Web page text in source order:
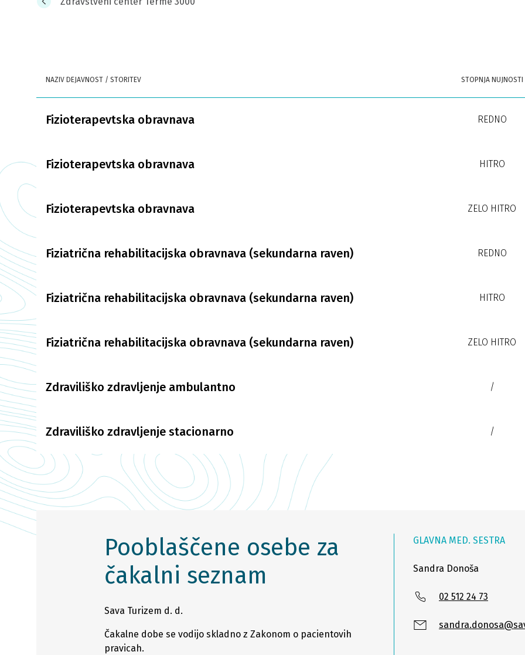
NAZIV DEJAVNOST / STORITEV STOPNJA NUJNOSTI
Fizioterapevtska obravnava REDNO
Fizioterapevtska obravnava HITRO
Fizioterapevtska obravnava ZELO HITRO
Fiziatrična rehabilitacijska obravnava (sekundarna raven) REDNO
Fiziatrična rehabilitacijska obravnava (sekundarna raven) HITRO
Fiziatrična rehabilitacijska obravnava (sekundarna raven) ZELO HITRO
Zdraviliško zdravljenje ambulantno /
Zdraviliško zdravljenje stacionarno /
Pooblaščene osebe za
čakalni seznam
Sava Turizem d. d.
Čakalne dobe se vodijo skladno z Zakonom o pacientovih
pravicah.
GLAVNA MED. SESTRA
Sandra Donoša
02 512 24 73